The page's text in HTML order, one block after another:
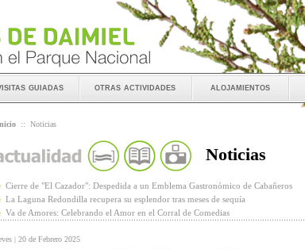
guiadas otras actividades alojamientos
:: Noticias
Noticias
Cierre de "El Cazador": Despedida a un Emblema Gastronómico de Cabañeros
La Laguna Redondilla recupera su esplendor tras meses de sequía
Va de Amores: Celebrando el Amor en el Corral de Comedias
| 20 de Febrero 2025